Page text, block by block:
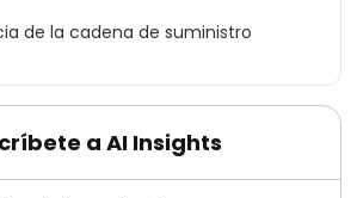
de la cadena de suministro
a AI Insights